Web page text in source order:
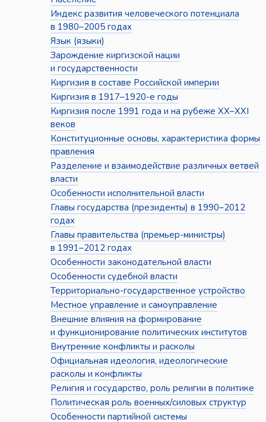
Индекс развития человеческого потенциала
в 1980–2005 годах
Язык (языки)
Зарождение киргизской нации
и государственности
Киргизия в составе Российской империи
Киргизия в 1917–1920-е годы
Киргизия после 1991 года и на рубеже XX–XXI
веков
Конституционные основы, характеристика формы
правления
Разделение и взаимодействие различных ветвей
власти
Особенности исполнительной власти
Главы государства (президенты) в 1990–2012
годах
Главы правительства (премьер-министры)
в 1991–2012 годах
Особенности законодательной власти
Особенности судебной власти
Территориально-государственное устройство
Местное управление и самоуправление
Внешние влияния на формирование
и функционирование политических институтов
Внутренние конфликты и расколы
Официальная идеология, идеологические
расколы и конфликты
Религия и государство, роль религии в политике
Политическая роль военных/силовых структур
Особенности партийной системы